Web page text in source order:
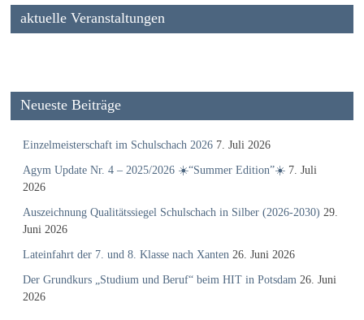
aktuelle Veranstaltungen
Neueste Beiträge
Einzelmeisterschaft im Schulschach 2026 7. Juli 2026
Agym Update Nr. 4 – 2025/2026 ☀️“Summer Edition”☀️ 7. Juli
2026
Auszeichnung Qualitätssiegel Schulschach in Silber (2026-2030) 29.
Juni 2026
Lateinfahrt der 7. und 8. Klasse nach Xanten 26. Juni 2026
Der Grundkurs „Studium und Beruf“ beim HIT in Potsdam 26. Juni
2026